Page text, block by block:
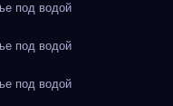
под водой
под водой
под водой